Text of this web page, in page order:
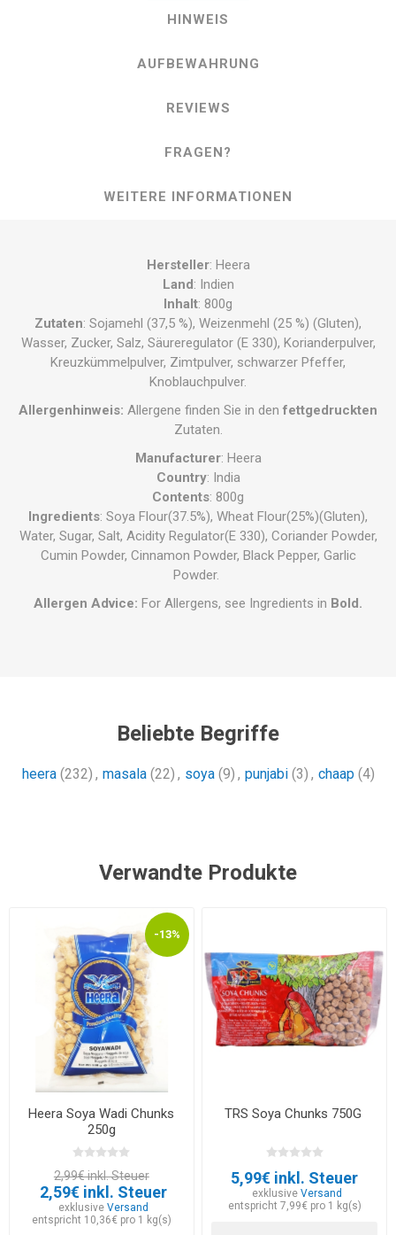
HINWEIS
AUFBEWAHRUNG
REVIEWS
FRAGEN?
WEITERE INFORMATIONEN
Hersteller: Heera
Land: Indien
Inhalt: 800g
Zutaten: Sojamehl (37,5 %), Weizenmehl (25 %) (Gluten),
Wasser, Zucker, Salz, Säureregulator (E 330), Korianderpulver,
Kreuzkümmelpulver, Zimtpulver, schwarzer Pfeffer,
Knoblauchpulver.
Allergenhinweis: Allergene finden Sie in den fettgedruckten
Zutaten.
Manufacturer: Heera
Country: India
Contents: 800g
Ingredients: Soya Flour(37.5%), Wheat Flour(25%)(Gluten),
Water, Sugar, Salt, Acidity Regulator(E 330), Coriander Powder,
Cumin Powder, Cinnamon Powder, Black Pepper, Garlic
Powder.
Allergen Advice: For Allergens, see Ingredients in Bold.
Beliebte Begriffe
heera (232) , masala (22) , soya (9) , punjabi (3) , chaap (4)
Verwandte Produkte
-13%
Heera Soya Wadi Chunks
250g
2,99€ inkl. Steuer
2,59€ inkl. Steuer
exklusiveVersand
entspricht 10,36€ pro 1 kg(s)
TRS Soya Chunks 750G
5,99€ inkl. Steuer
exklusive Versand
entspricht 7,99€ pro 1 kg(s)